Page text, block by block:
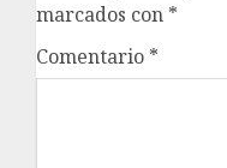
marcados con *
Comentario *